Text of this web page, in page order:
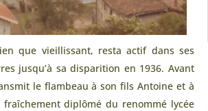
que vieillissant, resta actif dans ses
jusqu’à sa disparition en 1936. Avant
le flambeau à son fils Antoine et à
fraîchement diplômé du renommé lycée